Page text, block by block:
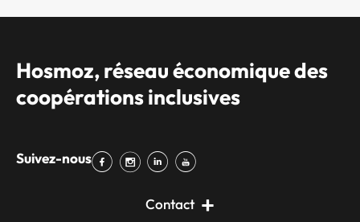
Hosmoz, réseau économique des
coopérations inclusives
Suivez-nous
Contact